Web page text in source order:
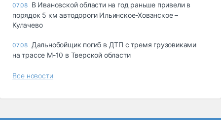
07.08 В Ивановской области на год раньше привели в
порядок 5 км автодороги Ильинское-Хованское –
Кулачево
07.08 Дальнобойщик погиб в ДТП с тремя грузовиками
на трассе М-10 в Тверской области
Все новости